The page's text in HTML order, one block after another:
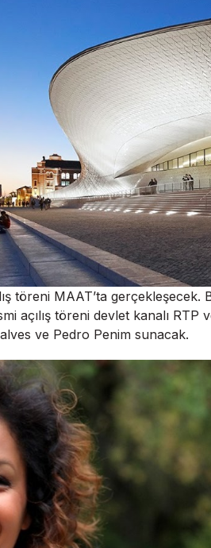
töreni MAAT’ta
açılış töreni devlet kanalı
ve Pedro Penim sunacak.